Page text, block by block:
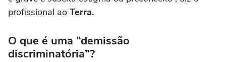
profissional ao Terra.
O que é uma “demissão
discriminatória”?